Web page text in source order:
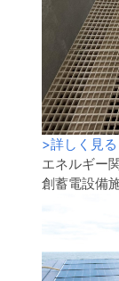
>詳しく見る
エネルギー
創蓄電設備